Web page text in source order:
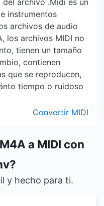
archivo .Midi es un
instrumentos
archivos de audio
los archivos MIDI no
tienen un tamaño
contienen
que se reproducen,
tiempo o ruidoso
Convertir MIDI
a MIDI con
y hecho para ti.